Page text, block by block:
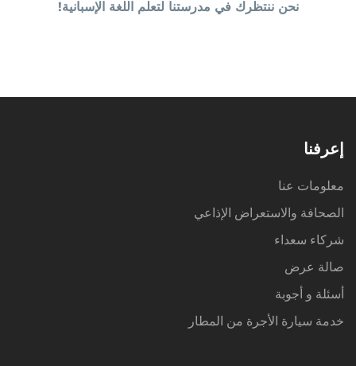
نحن ننتظرك في مدرستنا لتعلم اللغة الإسبانية!
إعرفنا
معلومات عنا
الصحافة والاستعراض الإذاعي
شركاء سعداء
صالة عرض
أسئلة و أجوبة
خدمة سيارة الأجرة من المطار